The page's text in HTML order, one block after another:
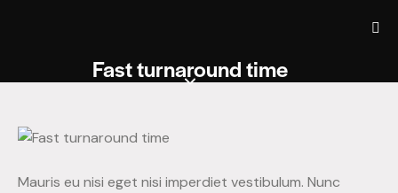
Fast turnaround time
Mauris eu nisi eget nisi imperdiet vestibulum. Nunc